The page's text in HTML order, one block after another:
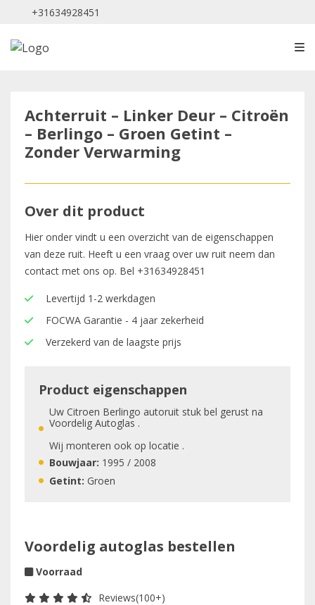
+31634928451
Achterruit – Linker Deur – Citroën
– Berlingo – Groen Getint –
Zonder Verwarming
Over dit product
Hier onder vindt u een overzicht van de eigenschappen
van deze ruit. Heeft u een vraag over uw ruit neem dan
contact met ons op. Bel +31634928451
Levertijd 1-2 werkdagen
FOCWA Garantie - 4 jaar zekerheid
Verzekerd van de laagste prijs
Product eigenschappen
Uw Citroen Berlingo autoruit stuk bel gerust na
Voordelig Autoglas .
Wij monteren ook op locatie .
Bouwjaar: 1995 / 2008
Getint: Groen
Voordelig autoglas bestellen
Voorraad
Reviews(100+)